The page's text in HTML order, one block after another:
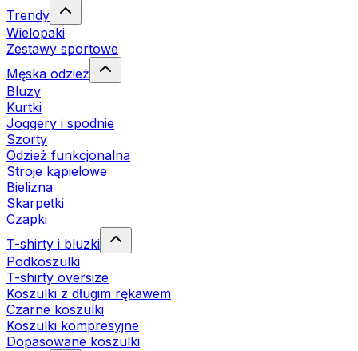
Trendy
Wielopaki
Zestawy sportowe
Męska odzież
Bluzy
Kurtki
Joggery i spodnie
Szorty
Odzież funkcjonalna
Stroje kąpielowe
Bielizna
Skarpetki
Czapki
T-shirty i bluzki
Podkoszulki
T-shirty oversize
Koszulki z długim rękawem
Czarne koszulki
Koszulki kompresyjne
Dopasowane koszulki